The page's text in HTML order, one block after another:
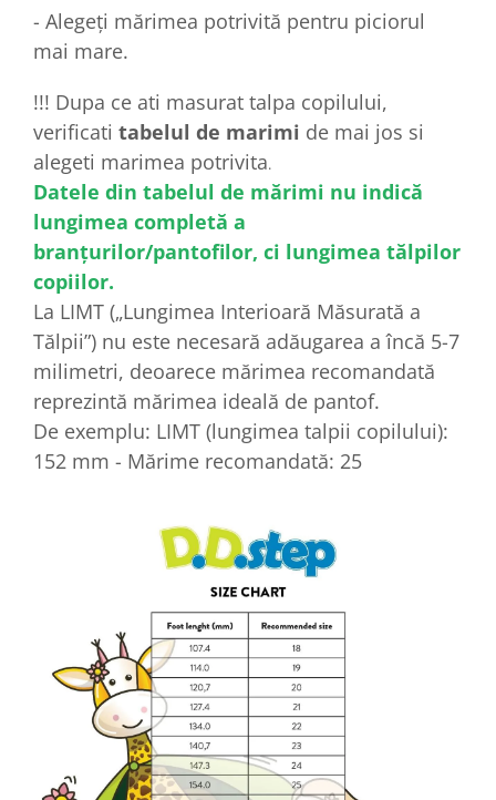
- Alegeți mărimea potrivită pentru piciorul
mai mare.
!!! Dupa ce ati masurat talpa copilului,
verificati tabelul de marimi de mai jos si
alegeti marimea potrivita.
Datele din tabelul de mărimi nu indică
lungimea completă a
branțurilor/pantofilor, ci lungimea tălpilor
copiilor.
La LIMT („Lungimea Interioară Măsurată a
Tălpii”) nu este necesară adăugarea a încă 5-7
milimetri, deoarece mărimea recomandată
reprezintă mărimea ideală de pantof.
De exemplu: LIMT (lungimea talpii copilului):
152 mm - Mărime recomandată: 25